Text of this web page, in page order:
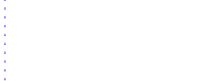
.
.
.
.
.
.
.
.
.